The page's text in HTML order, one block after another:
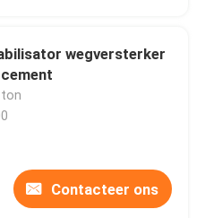
wegversterker
ton
Contacteer ons